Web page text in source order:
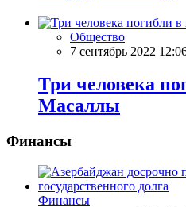
Общество
7 сентябрь 2022
Три человека
Масаллы
Финансы
Финансы